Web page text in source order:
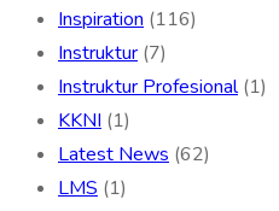
Inspiration (116)
Instruktur (7)
Instruktur Profesional(1)
KKNI (1)
Latest News (62)
LMS (1)